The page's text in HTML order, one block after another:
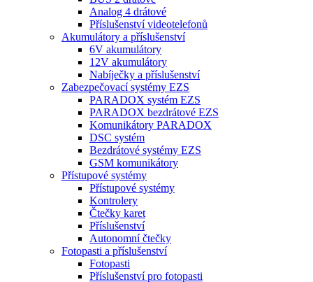
Analog 4 drátové
Příslušenství videotelefonů
Akumulátory a příslušenství
6V akumulátory
12V akumulátory
Nabíječky a příslušenství
Zabezpečovací systémy EZS
PARADOX systém EZS
PARADOX bezdrátové EZS
Komunikátory PARADOX
DSC systém
Bezdrátové systémy EZS
GSM komunikátory
Přístupové systémy
Přístupové systémy
Kontrolery
Čtečky karet
Příslušenství
Autonomní čtečky
Fotopasti a příslušenství
Fotopasti
Příslušenství pro fotopasti